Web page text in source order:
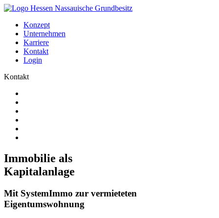
Konzept
Unternehmen
Karriere
Kontakt
Login
Kontakt
Immobilie als
Kapitalanlage
Mit SystemImmo zur vermieteten
Eigentumswohnung